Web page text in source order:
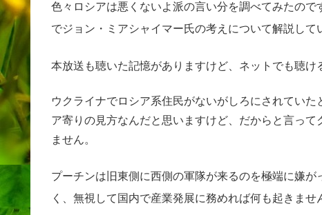
色々ロシアは悪くないよ派の言い分を調べてみたの
でジョン・ミアシャイマー氏の考えについて解説して
本放送も聴いた記憶がありますけど、ネットでも聴け
ウクライナでロシア系住民がないがしろにされてい
ア寄りの見方なんだと思いますけど、だからと言っ
ません。
プーチンは旧東側に西側の軍隊が来るのを極端に嫌
く、無視して国内で産業発展に務めれば何も起きませ